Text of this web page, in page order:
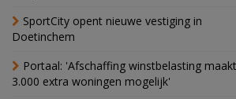
SportCity opent nieuwe vestiging in
Doetinchem
Portaal: 'Afschaffing winstbelasting maakt
3.000 extra woningen mogelijk'